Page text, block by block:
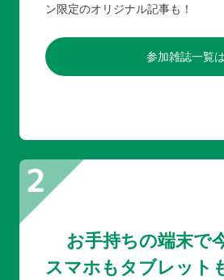
ン限定のオリジナル記事も！
参加雑誌一覧
お手持ちの端末で
スマホもタブレット